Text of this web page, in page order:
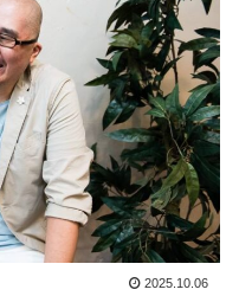
2025.10.06